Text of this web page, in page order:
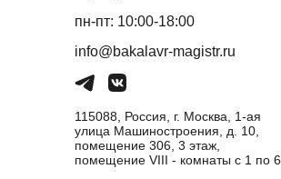
пн-пт: 10:00-18:00
info@bakalavr-magistr.ru
115088, Россия, г. Москва, 1-ая
улица Машиностроения, д. 10,
помещение 306, 3 этаж,
помещение VIII - комнаты с 1 по 6